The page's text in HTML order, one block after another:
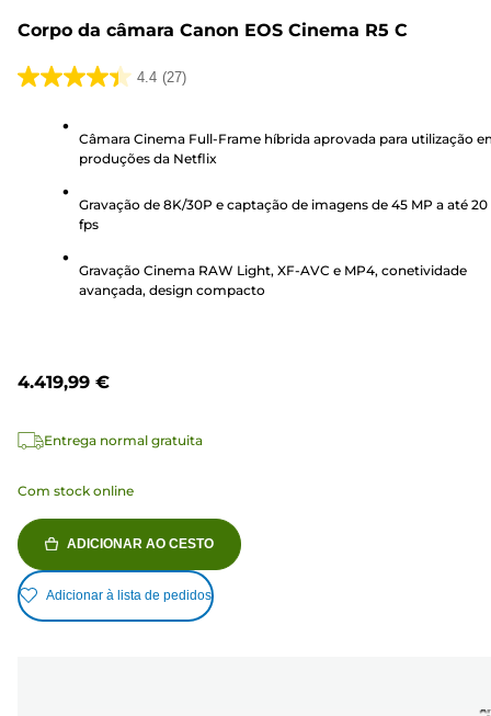
Corpo da câmara Canon EOS Cinema R5 C
4.4 (27)
4.4
estrelas.
análises
Câmara Cinema Full-Frame híbrida aprovada para utilização
produções da Netflix
Gravação de 8K/30P e captação de imagens de 45 MP a até 20
fps
Gravação Cinema RAW Light, XF-AVC e MP4, conetividade
avançada, design compacto
4.419,99 €
Entrega normal gratuita
Com stock online
ADICIONAR AO CESTO
Adicionar à lista de pedidos